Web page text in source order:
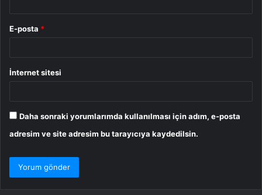
E-posta *
İnternet sitesi
Daha sonraki yorumlarımda kullanılması için adım, e-posta
adresim ve site adresim bu tarayıcıya kaydedilsin.